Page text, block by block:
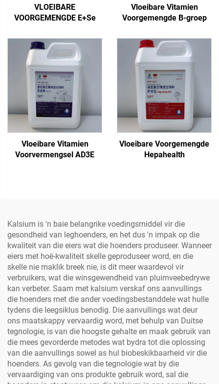
VLOEIBARE
VOORGEMENGDE E+Se
Vloeibare Vitamien
Voorgemengde B-groep
Vloeibare Vitamien
Voorvermengsel AD3E
Vloeibare Voorgemengde
Hepahealth
Kalsium is 'n baie belangrike voedingsmiddel vir die
gesondheid van leghoenders, en het dus 'n impak op die
kwaliteit van die eiers wat die hoenders produseer. Wanneer
eiers met hoë-kwaliteit skelle geproduseer word, en die
skelle nie maklik breek nie, is dit meer waardevol vir
verbruikers, wat die winsgewendheid van pluimveebedrywe
kan verbeter. Saam met kalsium verskaf ons aanvullings
die hoenders met die ander voedingsbestanddele wat hulle
tydens die leegsiklus benodig. Die aanvullings wat deur
ons maatskappy vervaardig word, met behulp van Duitse
tegnologie, is van die hoogste gehalte en maak gebruik van
die mees gevorderde metodes wat bydra tot die oplossing
van die aanvullings sowel as hul biobeskikbaarheid vir die
hoenders. As gevolg van die tegnologie wat by die
vervaardiging van ons produkte gebruik word, sal die